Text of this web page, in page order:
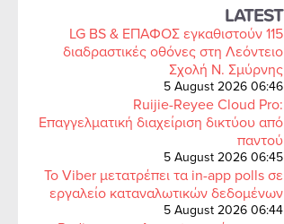
LATEST
LG BS & ΕΠΑΦΟΣ εγκαθιστούν 115
διαδραστικές οθόνες στη Λεόντειο
Σχολή Ν. Σμύρνης
5 August 2026 06:46
Ruijie-Reyee Cloud Pro:
Επαγγελματική διαχείριση δικτύου από
παντού
5 August 2026 06:45
Το Viber μετατρέπει τα in-app polls σε
εργαλείο καταναλωτικών δεδομένων
5 August 2026 06:44